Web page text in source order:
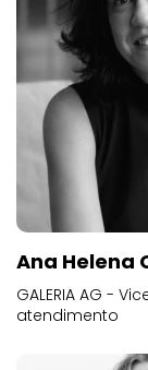
Ana Helena
GALERIA AG -
atendimento